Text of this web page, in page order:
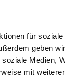
für soziale
geben wir
Medien,
mit